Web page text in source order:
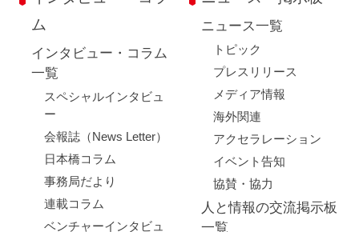
ム
インタビュー・コラム
一覧
スペシャルインタビュ
ー
会報誌（News Letter）
日本橋コラム
事務局だより
連載コラム
ベンチャーインタビュ
ニュース一覧
トピック
プレスリリース
メディア情報
海外関連
アクセラレーション
イベント告知
協賛・協力
人と情報の交流掲示板
一覧